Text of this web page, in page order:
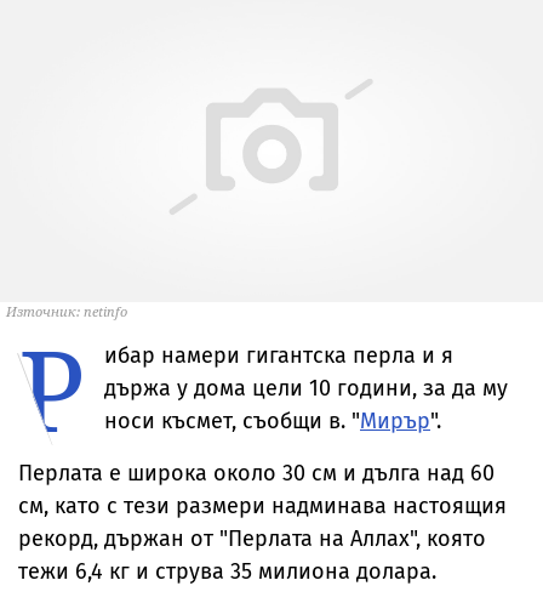
Източник: netinfo
Р
ибар намери гигантска перла и я
държа у дома цели 10 години, за да му
носи късмет, съобщи в. "Мирър".
Перлата е широка около 30 см и дълга над 60
см, като с тези размери надминава настоящия
рекорд, държан от "Перлата на Аллах", която
тежи 6,4 кг и струва 35 милиона долара.